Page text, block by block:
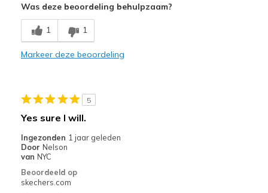
Breathe Well
Comfortable
Need Break In
Beste toepassingen
Casual Wear
Width
Was deze beoordeling behulpzaam?
1 1
Markeer deze beoordeling
5
Yes sure I will.
Ingezonden 1 jaar geleden
Door Nelson
van NYC
Beoordeeld op
skechers.com